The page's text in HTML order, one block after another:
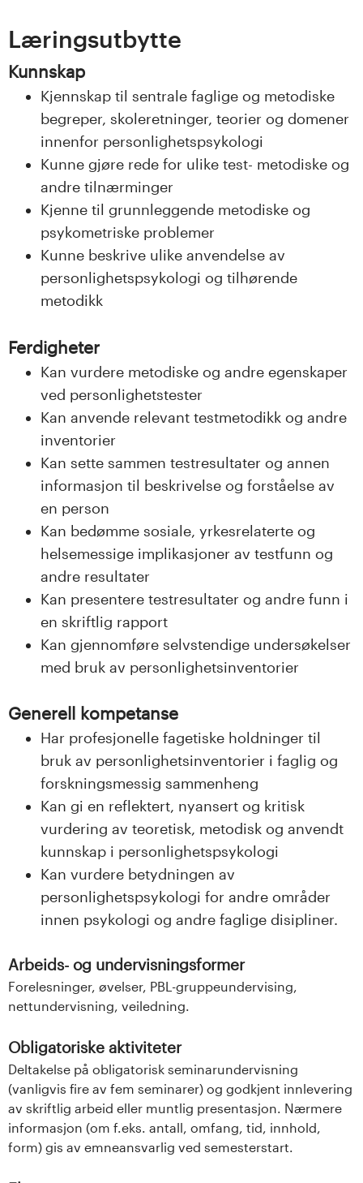
t
e
n
Læringsutbytte
Kunnskap
Kjennskap til sentrale faglige og metodiske
begreper, skoleretninger, teorier og domener
innenfor personlighetspsykologi
Kunne gjøre rede for ulike test- metodiske og
andre tilnærminger
Kjenne til grunnleggende metodiske og
psykometriske problemer
Kunne beskrive ulike anvendelse av
personlighetspsykologi og tilhørende
metodikk
Ferdigheter
Kan vurdere metodiske og andre egenskaper
ved personlighetstester
Kan anvende relevant testmetodikk og andre
inventorier
Kan sette sammen testresultater og annen
informasjon til beskrivelse og forståelse av
en person
Kan bedømme sosiale, yrkesrelaterte og
helsemessige implikasjoner av testfunn og
andre resultater
Kan presentere testresultater og andre funn i
en skriftlig rapport
Kan gjennomføre selvstendige undersøkelser
med bruk av personlighetsinventorier
Generell kompetanse
Har profesjonelle fagetiske holdninger til
bruk av personlighetsinventorier i faglig og
forskningsmessig sammenheng
Kan gi en reflektert, nyansert og kritisk
vurdering av teoretisk, metodisk og anvendt
kunnskap i personlighetspsykologi
Kan vurdere betydningen av
personlighetspsykologi for andre områder
innen psykologi og andre faglige disipliner.
Arbeids- og undervisningsformer
Forelesninger, øvelser, PBL-gruppeundervising,
nettundervisning, veiledning.
Obligatoriske aktiviteter
Deltakelse på obligatorisk seminarundervisning
(vanligvis fire av fem seminarer) og godkjent innlevering
av skriftlig arbeid eller muntlig presentasjon. Nærmere
informasjon (om f.eks. antall, omfang, tid, innhold,
form) gis av emneansvarlig ved semesterstart.